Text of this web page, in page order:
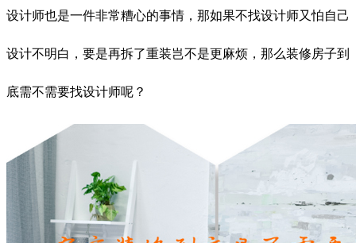
设计师也是一件非常糟心的事情，那如果不找设计师又怕自己
设计不明白，要是再拆了重装岂不是更麻烦，那么装修房子到
底需不需要找设计师呢？